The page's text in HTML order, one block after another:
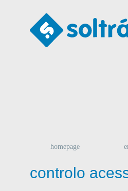
homepage
controlo